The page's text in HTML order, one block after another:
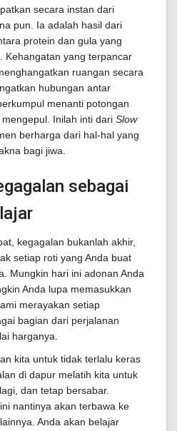
secara instan dari
pun. Ia adalah hasil dari
protein dan gula yang
Kehangatan yang terpancar
ruangan secara
hubungan antar
menanti potongan
Inilah inti dari Slow
berharga dari hal-hal yang
bagi jiwa.
sebagai
kegagalan bukanlah akhir,
setiap roti yang Anda buat
Mungkin hari ini adonan Anda
Anda lupa memasukkan
merayakan setiap
bagian dari perjalanan
harganya.
kita untuk tidak terlalu keras
di dapur melatih kita untuk
dan tetap bersabar.
nantinya akan terbawa ke
Anda akan belajar